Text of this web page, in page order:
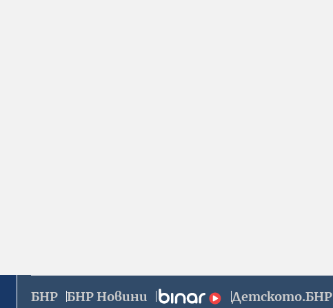
БНР БНР Новини Детското.БНР